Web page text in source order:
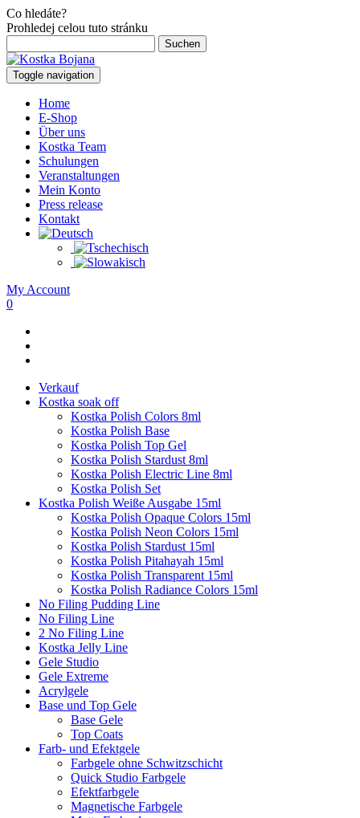
Co hledáte?
Prohledej celou tuto stránku
nach:
Toggle navigation
Home
E-Shop
Über uns
Kostka Team
Schulungen
Veranstaltungen
Mein Konto
Press release
Kontakt
My Account
0
Verkauf
Kostka soak off
Kostka Polish Colors 8ml
Kostka Polish Base
Kostka Polish Top Gel
Kostka Polish Stardust 8ml
Kostka Polish Electric Line 8ml
Kostka Polish Set
Kostka Polish Weiße Ausgabe 15ml
Kostka Polish Opaque Colors 15ml
Kostka Polish Neon Colors 15ml
Kostka Polish Stardust 15ml
Kostka Polish Pitahayah 15ml
Kostka Polish Transparent 15ml
Kostka Polish Radiance Colors 15ml
No Filing Pudding Line
No Filing Line
2 No Filing Line
Kostka Jelly Line
Gele Studio
Gele Extreme
Acrylgele
Base und Top Gele
Base Gele
Top Coats
Farb- und Efektgele
Farbgele ohne Schwitzschicht
Quick Studio Farbgele
Efektfarbgele
Magnetische Farbgele